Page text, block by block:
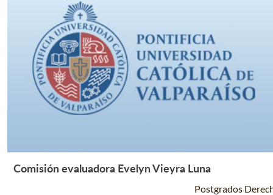
Leer Más +
Comisión evaluadora Evelyn Vieyra Luna
Postgrados